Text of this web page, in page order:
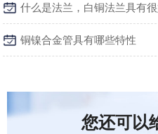
什么是法兰，白铜法兰具有
铜镍合金管具有哪些特性
您还可以